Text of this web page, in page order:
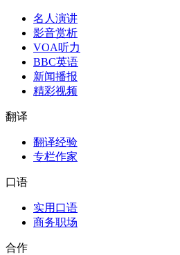
名人演讲
影音赏析
VOA听力
BBC英语
新闻播报
精彩视频
翻译
翻译经验
专栏作家
口语
实用口语
商务职场
合作